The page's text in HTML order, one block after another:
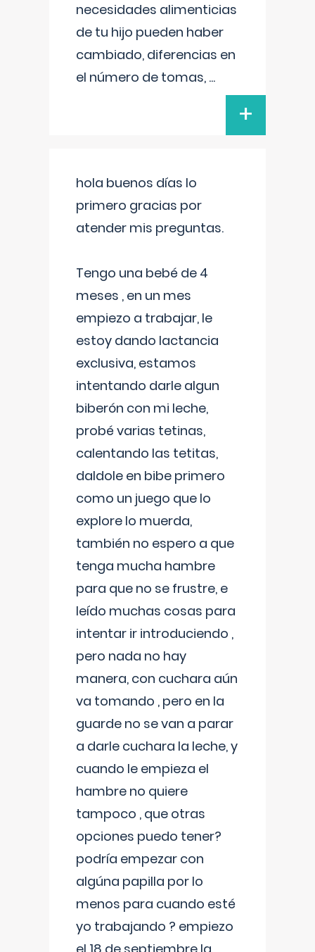
necesidades alimenticias
de tu hijo pueden haber
cambiado, diferencias en
el número de tomas, ...
+
hola buenos días lo
primero gracias por
atender mis preguntas.
Tengo una bebé de 4
meses , en un mes
empiezo a trabajar, le
estoy dando lactancia
exclusiva, estamos
intentando darle algun
biberón con mi leche,
probé varias tetinas,
calentando las tetitas,
daldole en bibe primero
como un juego que lo
explore lo muerda,
también no espero a que
tenga mucha hambre
para que no se frustre, e
leído muchas cosas para
intentar ir introduciendo ,
pero nada no hay
manera, con cuchara aún
va tomando , pero en la
guarde no se van a parar
a darle cuchara la leche, y
cuando le empieza el
hambre no quiere
tampoco , que otras
opciones puedo tener?
podría empezar con
algúna papilla por lo
menos para cuando esté
yo trabajando ? empiezo